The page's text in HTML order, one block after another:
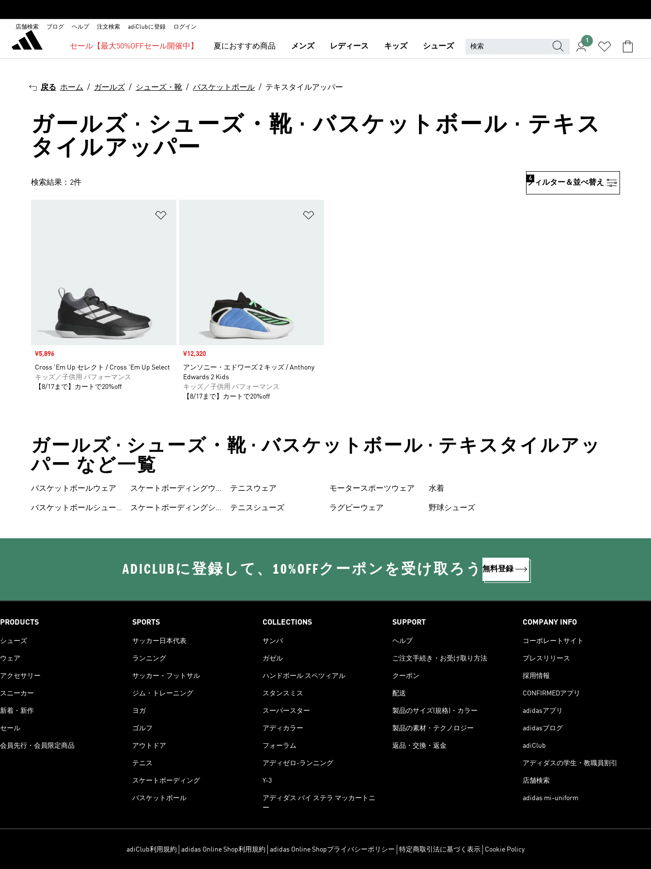
店舗検索 ブログ ヘルプ 注文検索 adiClubに登録 ログイン
セール【最大50%OFFセール開催中】 夏におすすめ商品 メンズ レディース キッズ シューズ
1
戻る ホーム ガールズ シューズ・靴 バスケットボール テキスタイルアッパー
ガールズ · シューズ・靴 · バスケットボール · テキス
タイルアッパー
検索結果：2件 フィルター＆並べ替え
4
セール価格
¥5,896
Cross 'Em Up セレクト / Cross 'Em Up Select
キッズ／子供用 パフォーマンス
【8/17まで】カートで20%off
セール価格
¥12,320
アンソニー・エドワーズ 2 キッズ / Anthony
Edwards 2 Kids
キッズ／子供用 パフォーマンス
【8/17まで】カートで20%off
ガールズ • シューズ・靴 • バスケットボール • テキスタイルアッ
パー など一覧
バスケットボールウェア
バスケットボールシュー
ズ
スケートボーディングウ
スケートボーディングシ
ューズ
テニスウェア
テニスシューズ
モータースポーツウェア
ラグビーウェア
水着
野球シューズ
ADICLUBに登録して、10%OFFクーポンを受け取ろう 無料登録
PRODUCTS
シューズ
ウェア
アクセサリー
スニーカー
新着・新作
セール
会員先行・会員限定商品
SPORTS
サッカー日本代表
ランニング
サッカー・フットサル
ジム・トレーニング
ヨガ
ゴルフ
アウトドア
テニス
スケートボーディング
バスケットボール
COLLECTIONS
サンバ
ガゼル
ハンドボール スペツィアル
スタンスミス
スーパースター
アディカラー
フォーラム
アディゼロ-ランニング
Y-3
アディダス バイ ステラ マッカートニ
ー
SUPPORT
ヘルプ
ご注文手続き・お受け取り方法
クーポン
配送
製品のサイズ(規格)・カラー
製品の素材・テクノロジー
返品・交換・返金
COMPANY INFO
コーポレートサイト
プレスリリース
採用情報
CONFIRMEDアプリ
adidasアプリ
adidasブログ
adiClub
アディダスの学生・教職員割引
店舗検索
adidas mi-uniform
adiClub利用規約 adidas Online Shop利用規約 adidas Online Shopプライバシーポリシー 特定商取引法に基づく表示 Cookie Policy